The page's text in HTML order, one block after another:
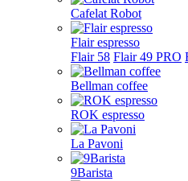
Cafelat Robot
Flair espresso
Flair 58 Flair 49 PRO
Bellman coffee
ROK espresso
La Pavoni
9Barista